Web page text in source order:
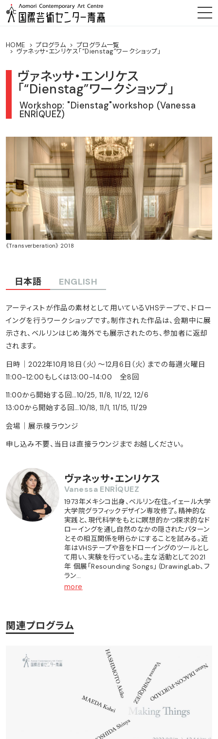
HOME プログラム プログラム一覧
ヴァネッサ・エンリケス「“Dienstag”ワークショップ」
ヴァネッサ・エンリケス
「“Dienstag”ワークショップ」
Workshop: "Dienstag"workshop (Vanessa
ENRÍQUEZ)
《Transverberation》 2018
日本語 ENGLISH
アーティストが作品の素材として用いているVHSテープで、ドロー
イングを行うワークショップです。制作された作品は、会期中に展
示され、ベルリンはじめ海外でも展示されたのち、参加者に返却
されます。
日時｜2022年10月18日（火）～12月6日（火）までの毎週火曜日
11:00-12:00もしくは13:00-14:00 全8回
11:00から開始する回…10/25, 11/8, 11/22, 12/6
13:00から開始する回…10/18, 11/1, 11/15, 11/29
会場｜展示棟ラウンジ
申し込み不要、当日は直接ラウンジまでお越しください。
ヴァネッサ・エンリケス
Vanessa ENRÍQUEZ
1973年メキシコ出身、ベルリン在住。イェール大学
大学院グラフィックデザイン専攻修了。精神的な
実践と、現代科学をもとに瞑想的かつ探求的なド
ローイングを通し自然のなかの隠されたパターン
とその相互関係を明らかにすることを試みる。近
年はVHSテープや音をドローイングのツールとし
て用い、実験を行っている。主な活動として2021
年 個展「Resounding Songs」（DrawingLab、フ
ラン…
more
関連プログラム